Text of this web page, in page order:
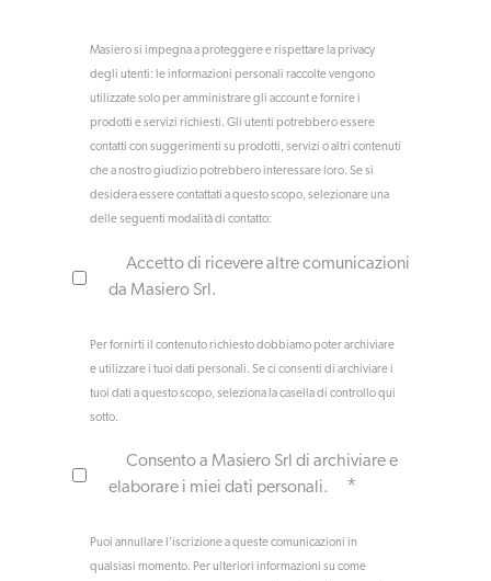
Masiero si impegna a proteggere e rispettare la privacy
degli utenti: le informazioni personali raccolte vengono
utilizzate solo per amministrare gli account e fornire i
prodotti e servizi richiesti. Gli utenti potrebbero essere
contatti con suggerimenti su prodotti, servizi o altri contenuti
che a nostro giudizio potrebbero interessare loro. Se si
desidera essere contattati a questo scopo, selezionare una
delle seguenti modalità di contatto:
Accetto di ricevere altre comunicazioni
da Masiero Srl.
Per fornirti il contenuto richiesto dobbiamo poter archiviare
e utilizzare i tuoi dati personali. Se ci consenti di archiviare i
tuoi dati a questo scopo, seleziona la casella di controllo qui
sotto.
Consento a Masiero Srl di archiviare e
elaborare i miei dati personali.
*
Puoi annullare l'iscrizione a queste comunicazioni in
qualsiasi momento. Per ulteriori informazioni su come